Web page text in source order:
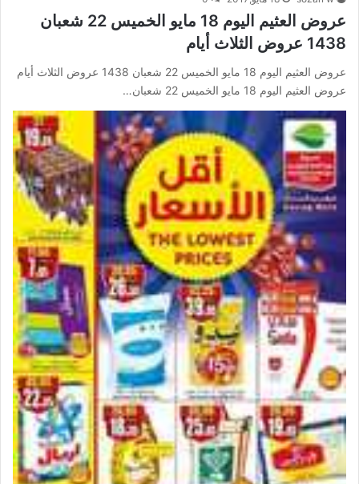
عروض العثيم اليوم 18 مايو الخميس 22 شعبان
1438 عروض الثلاث أيام
عروض العثيم اليوم 18 مايو الخميس 22 شعبان 1438 عروض الثلاث أيام
عروض العثيم اليوم 18 مايو الخميس 22 شعبان…